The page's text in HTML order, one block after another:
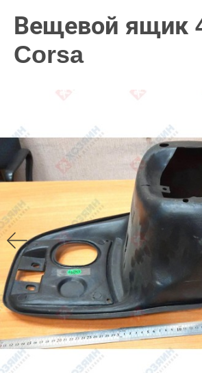
Вещевой ящик
Corsa